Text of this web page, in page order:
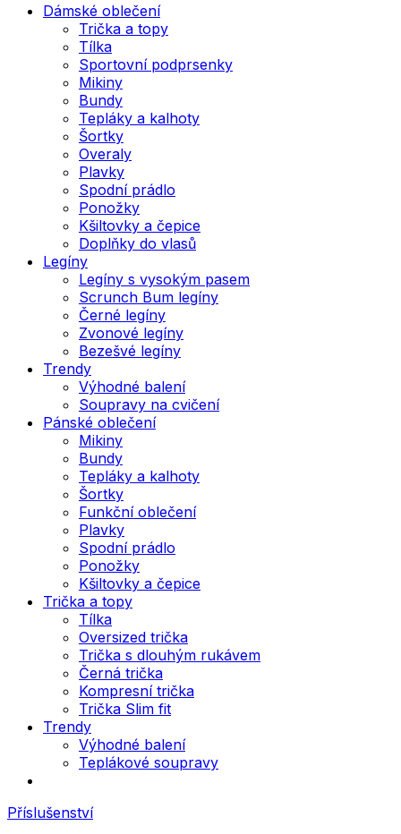
Dámské oblečení
Trička a topy
Tílka
Sportovní podprsenky
Mikiny
Bundy
Tepláky a kalhoty
Šortky
Overaly
Plavky
Spodní prádlo
Ponožky
Kšiltovky a čepice
Doplňky do vlasů
Legíny
Legíny s vysokým pasem
Scrunch Bum legíny
Černé legíny
Zvonové legíny
Bezešvé legíny
Trendy
Výhodné balení
Soupravy na cvičení
Pánské oblečení
Mikiny
Bundy
Tepláky a kalhoty
Šortky
Funkční oblečení
Plavky
Spodní prádlo
Ponožky
Kšiltovky a čepice
Trička a topy
Tílka
Oversized trička
Trička s dlouhým rukávem
Černá trička
Kompresní trička
Trička Slim fit
Trendy
Výhodné balení
Teplákové soupravy
Příslušenství